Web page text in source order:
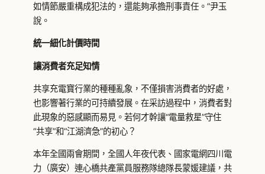
如情節嚴重構成犯法的，還能夠承擔刑事責任。”尹玉
說。
統一細化計價時間
讓消費者充足知情
共享充電寶行業的種種亂象，不僅損害消費者的好處，
也影響著行業的可持續發展。在采訪過程中，消費者對
此現象的惡感顯而易見。若何才幹讓“電量救星”守住
“共享”和“江湖濟急”的初心？
本年全國兩會期間，全國人年夜代表、國家電網四川電
力（廣安）連心橋共產黨員服務隊總隊長蒙媛建議，共